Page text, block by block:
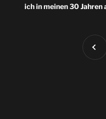
ich in meinen 30